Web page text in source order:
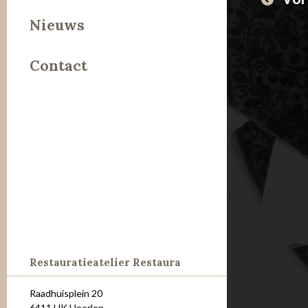
Leer
Steen
Nieuws
Contact
Restauratieatelier Restaura
Raadhuisplein 20